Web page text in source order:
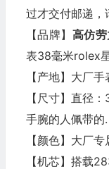
过才交付邮递，
【品牌】 高仿
表38毫米rolex
【产地】大厂手
【尺寸】直径
手腕的人佩带的.
【颜色】大厂
【机芯】搭载